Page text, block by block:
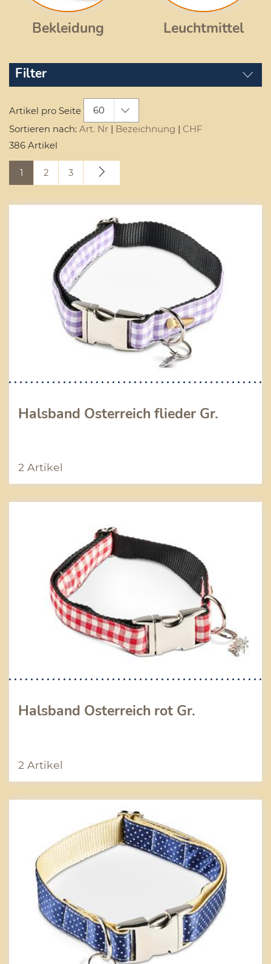
Bekleidung Leuchtmittel
Filter
Artikel pro Seite
60
Sortieren nach: Art. Nr | Bezeichnung | CHF
386 Artikel
1 2 3
Halsband Österreich flieder Gr.
2 Artikel
Halsband Österreich rot Gr.
2 Artikel